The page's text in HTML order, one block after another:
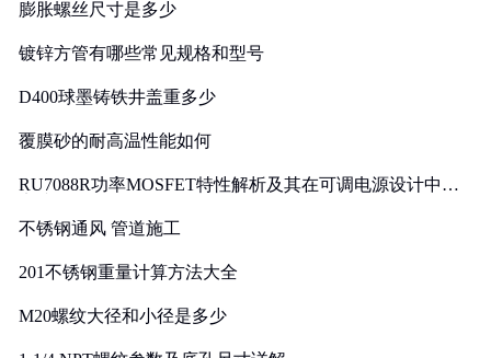
膨胀螺丝尺寸是多少
镀锌方管有哪些常见规格和型号
D400球墨铸铁井盖重多少
覆膜砂的耐高温性能如何
RU7088R功率MOSFET特性解析及其在可调电源设计中的
不锈钢通风 管道施工
201不锈钢重量计算方法大全
M20螺纹大径和小径是多少